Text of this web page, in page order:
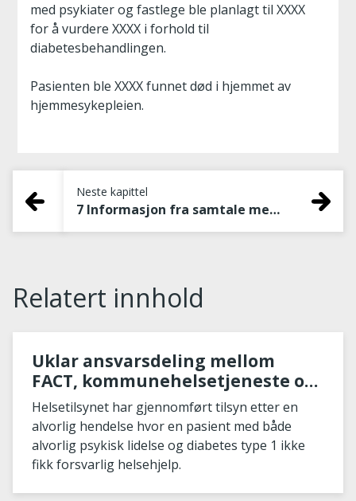
med psykiater og fastlege ble planlagt til XXXX
for å vurdere XXXX i forhold til
diabetesbehandlingen.
Pasienten ble XXXX funnet død i hjemmet av
hjemmesykepleien.
Neste kapittel
7 Informasjon fra samtale med pårørende
Relatert innhold
Uklar ansvarsdeling mellom
FACT, kommunehelsetjeneste og
spesialisthelsetjeneste går ut
over pasientsikkerheten
Helsetilsynet har gjennomført tilsyn etter en
alvorlig hendelse hvor en pasient med både
alvorlig psykisk lidelse og diabetes type 1 ikke
fikk forsvarlig helsehjelp.